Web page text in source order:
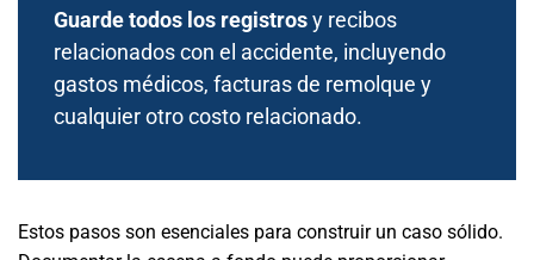
Guarde todos los registrosy recibos
relacionados con el accidente, incluyendo
gastos médicos, facturas de remolque y
cualquier otro costo relacionado.
Estos pasos son esenciales para construir un caso sólido.